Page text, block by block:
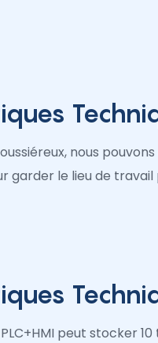
nous
garder le lieu de travail
PLC+HMI peut stocker